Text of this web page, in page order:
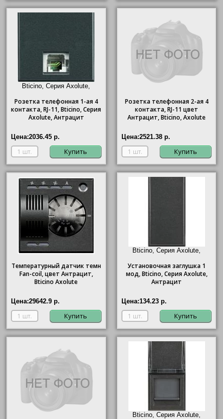
Bticino, Серия Axolute,
Розетка телефонная 1-ая 4
контакта, RJ-11,Bticino, Серия
Axolute, Антрацит
Цена:2036.45 р.
Купить
Розетка телефонная 2-ая 4
контакта, RJ-11 цвет
Антрацит, Bticino, Axolute
Цена:2521.38 р.
Купить
Температурный датчик темн
Fan-coil, цвет Антрацит,
Bticino Axolute
Цена:29642.9 р.
Купить
Bticino, Серия Axolute,
Установочная заглушка 1
мод,Bticino, Серия Axolute,
Антрацит
Цена:134.23 р.
Купить
Bticino, Серия Axolute,